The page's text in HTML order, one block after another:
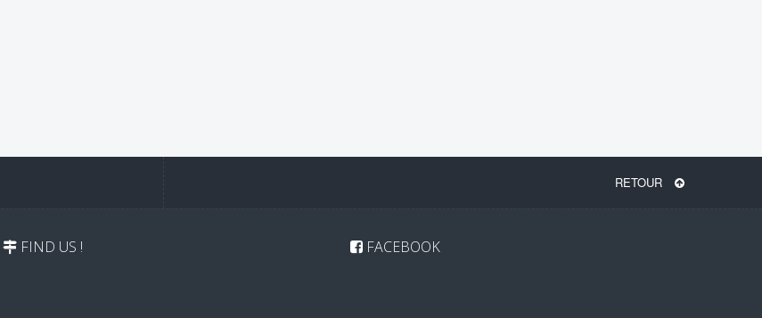
RETOUR
FIND US ! FACEBOOK